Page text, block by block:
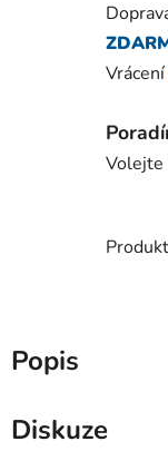
Vrácení
Volejte
Popis
Diskuze